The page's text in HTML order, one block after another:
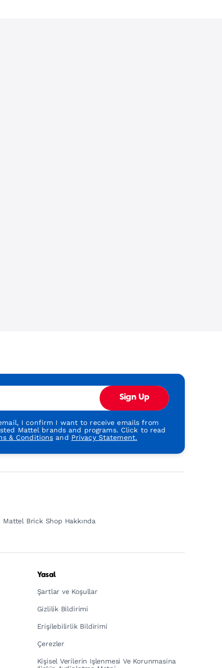
Sign Up
I confirm I want to receive emails from
Mattel brands and programs. Click to read
& Conditions and Privacy Statement.
Mattel Brick Shop Hakkında
Yasal
Şartlar ve Koşullar
Gizlilik Bildirimi
Erişilebilirlik Bildirimi
Çerezler
Kişisel Verilerin Işlenmesi Ve Korunmasina